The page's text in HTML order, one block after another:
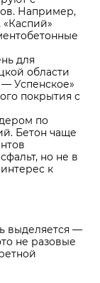
Например,
для
области
Успенское»
покрытия с
по
Бетон чаще
но не в
к
выделяется —
не разовые